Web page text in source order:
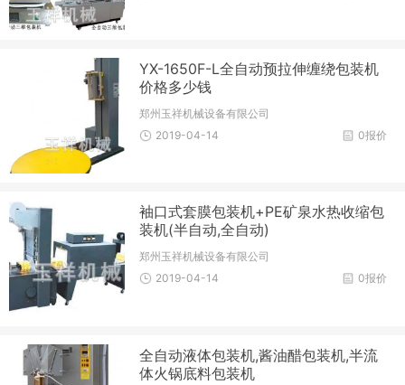
YX-1650F-L全自动预拉伸缠绕包装机
价格多少钱
郑州玉祥机械设备有限公司
0报价
2019-04-14
袖口式套膜包装机+PE矿泉水热收缩包
装机(半自动,全自动)
郑州玉祥机械设备有限公司
0报价
2019-04-14
全自动液体包装机,酱油醋包装机,半流
体火锅底料包装机